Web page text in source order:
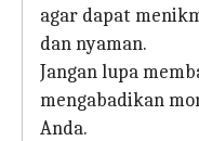
agar dapat
dan nyaman.
Jangan lupa
mengabadikan
Anda.